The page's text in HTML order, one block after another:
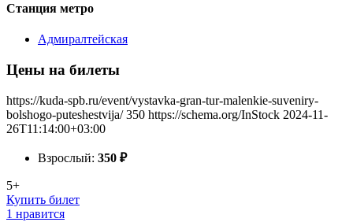
Станция метро
Адмиралтейская
Цены на билеты
https://kuda-spb.ru/event/vystavka-gran-tur-malenkie-suveniry-
bolshogo-puteshestvija/ 350 https://schema.org/InStock 2024-11-
26T11:14:00+03:00
Взрослый: 350 ₽
5+
Купить билет
1 нравится